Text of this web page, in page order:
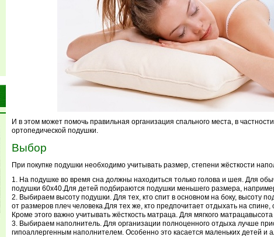
И в этом может помочь правильная организация спального места, в
ортопедической подушки.
Выбор
При покупке подушки необходимо учитывать размер, степени жёсткости
На подушке во время сна должны находиться только голова и шея. Для
подушки 60х40.Для детей подбираются подушки меньшего размера,
Выбираем высоту подушки. Для тех, кто спит в основном на боку, высоту
от размеров плеч человека.Для тех же, кто предпочитает отдыхать на спине,
Кроме этого важно учитывать жёсткость матраца. Для мягкого
Выбираем наполнитель. Для организации полноценного отдыха лучше
гипоаллергенным наполнителем. Особенно это касается маленьких детей и